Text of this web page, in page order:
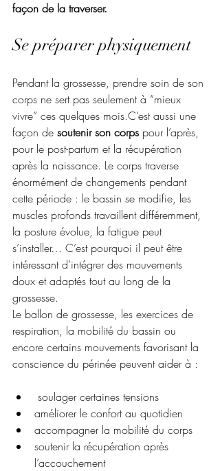
façon de la traverser.
Se préparer physiquement
Pendant la grossesse, prendre soin de son
corps ne sert pas seulement à “mieux
vivre” ces quelques mois.C’est aussi une
façon de soutenir son corps pour l’après,
pour le post-partum et la récupération
après la naissance. Le corps traverse
énormément de changements pendant
cette période : le bassin se modifie, les
muscles profonds travaillent différemment,
la posture évolue, la fatigue peut
s’installer… C’est pourquoi il peut être
intéressant d’intégrer des mouvements
doux et adaptés tout au long de la
grossesse.
Le ballon de grossesse, les exercices de
respiration, la mobilité du bassin ou
encore certains mouvements favorisant la
conscience du périnée peuvent aider à :
soulager certaines tensions
améliorer le confort au quotidien
accompagner la mobilité du corps
soutenir la récupération après
l’accouchement